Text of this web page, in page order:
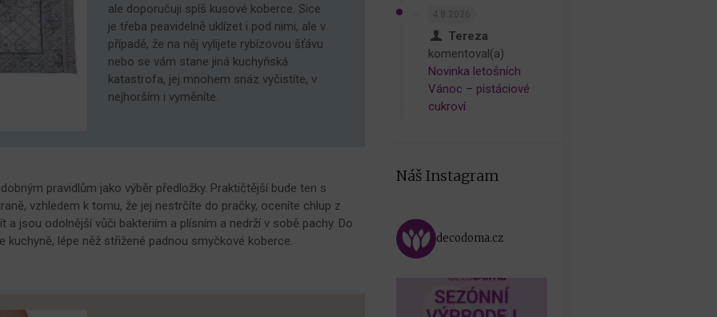
ale doporučuji spíš kusové koberce. Sice
je třeba peavidelně uklízet i pod nimi, ale v
případě, že na něj vylijete rybízovou šťávu
nebo se vám stane jiná kuchyňská
katastrofa, jej mnohem snáz vyčistíte, v
nejhorším i vyměníte.
pravidlům jako výběr předložky. Praktičtější bude ten s
vzhledem k tomu, že jej nestrčíte do pračky, oceníte chlup z
a jsou odolnější vůči bakteriím a plísním a nedrží v sobě pachy. Do
lépe něž střižené padnou smyčkové koberce.
Tereza
komentoval(a)
Novinka letošních
Vánoc – pistáciové
cukroví
Náš Instagram
decodoma.cz